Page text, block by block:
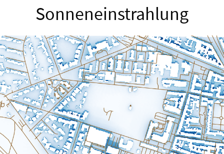
Sonneneinstrahlung